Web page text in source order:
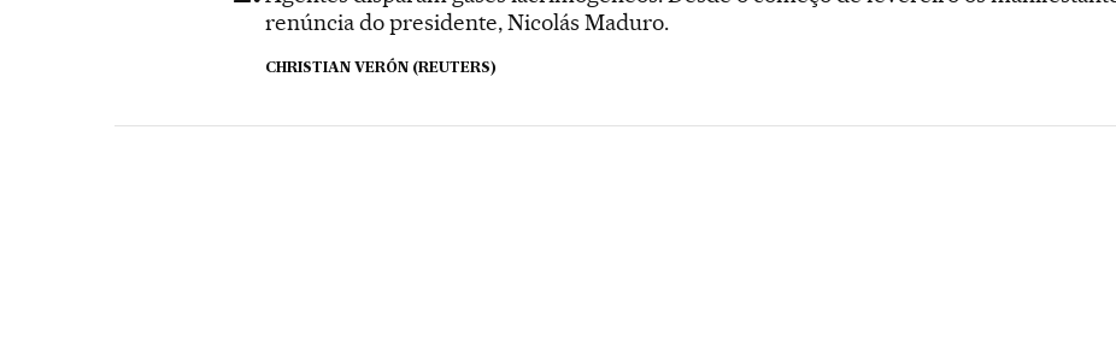
renúncia do presidente, Nicolás Maduro.
CHRISTIAN VERÓN (REUTERS)